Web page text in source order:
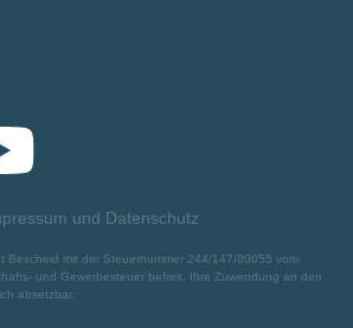
und Datenschutz
Bescheid mit der Steuernummer 244/147/80055 vom
und Gewerbesteuer befreit. Ihre Zuwendung an den
absetzbar.